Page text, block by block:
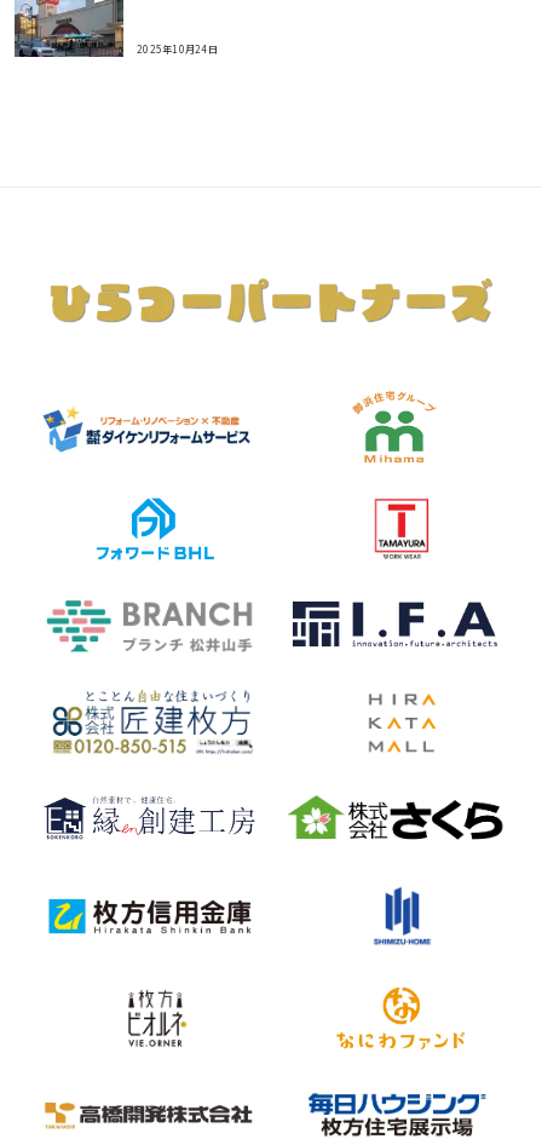
2025年10月24日